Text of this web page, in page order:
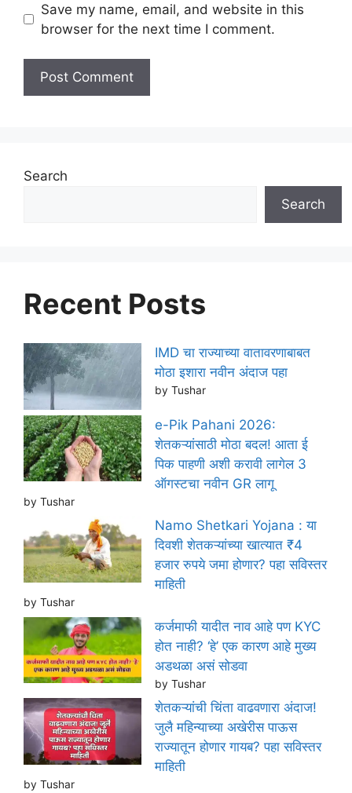
Save my name, email, and website in this
browser for the next time I comment.
Search
Search
Recent Posts
IMD चा राज्याच्या वातावरणाबाबत
मोठा इशारा नवीन अंदाज पहा
by Tushar
e-Pik Pahani 2026:
शेतकऱ्यांसाठी मोठा बदल! आता ई
पिक पाहणी अशी करावी लागेल 3
ऑगस्टचा नवीन GR लागू
by Tushar
Namo Shetkari Yojana : या
दिवशी शेतकऱ्यांच्या खात्यात ₹4
हजार रुपये जमा होणार? पहा सविस्तर
माहिती
by Tushar
कर्जमाफी यादीत नाव आहे पण KYC
होत नाही? ‘हे’ एक कारण आहे मुख्य
अडथळा असं सोडवा
by Tushar
शेतकऱ्यांची चिंता वाढवणारा अंदाज!
जुलै महिन्याच्या अखेरीस पाऊस
राज्यातून होणार गायब? पहा सविस्तर
माहिती
by Tushar